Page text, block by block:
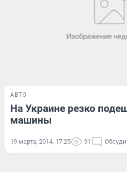
АВТО
На Украине резко
машины
19 марта, 2014, 17:25 91